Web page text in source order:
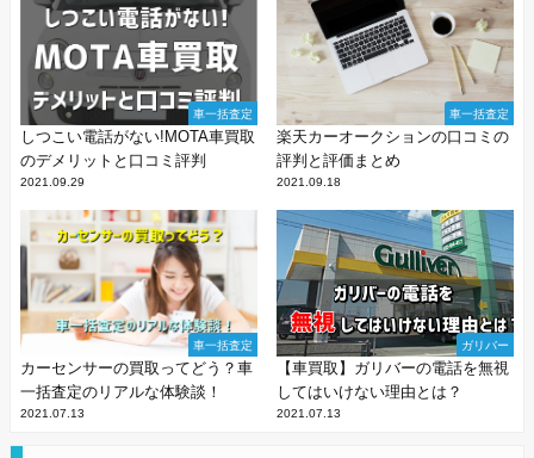
車一括査定
しつこい電話がない!MOTA車買取
のデメリットと口コミ評判
2021.09.29
車一括査定
楽天カーオークションの口コミの
評判と評価まとめ
2021.09.18
車一括査定
カーセンサーの買取ってどう？車
一括査定のリアルな体験談！
2021.07.13
ガリバー
【車買取】ガリバーの電話を無視
してはいけない理由とは？
2021.07.13